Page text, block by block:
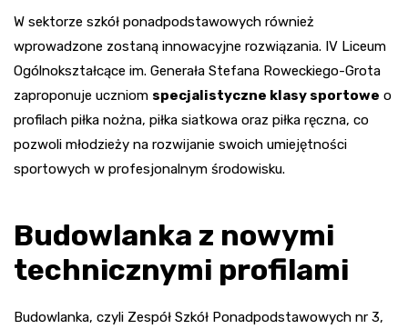
W sektorze szkół ponadpodstawowych również
wprowadzone zostaną innowacyjne rozwiązania. IV Liceum
Ogólnokształcące im. Generała Stefana Roweckiego-Grota
zaproponuje uczniom specjalistyczne klasy sportowe o
profilach piłka nożna, piłka siatkowa oraz piłka ręczna, co
pozwoli młodzieży na rozwijanie swoich umiejętności
sportowych w profesjonalnym środowisku.
Budowlanka z nowymi
technicznymi profilami
Budowlanka, czyli Zespół Szkół Ponadpodstawowych nr 3,